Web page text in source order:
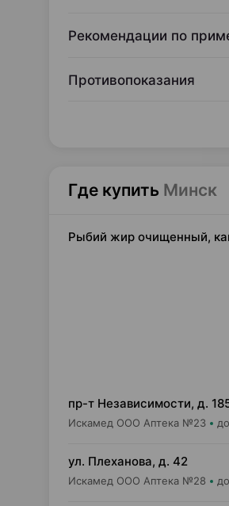
Рекомендации по
Противопоказания
Где купить Минск
Рыбий жир очищенный,
пр-т Независимости, д.
Искамед ООО Аптека №23
ул. Плеханова, д. 42
Искамед ООО Аптека №28